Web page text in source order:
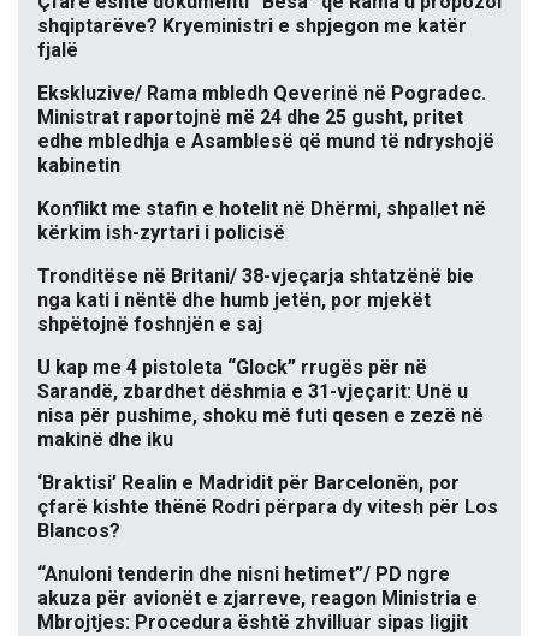
shqiptarëve? Kryeministri e shpjegon me katër
fjalë
Ekskluzive/ Rama mbledh Qeverinë në Pogradec.
Ministrat raportojnë më 24 dhe 25 gusht, pritet
edhe mbledhja e Asamblesë që mund të ndryshojë
kabinetin
Konflikt me stafin e hotelit në Dhërmi, shpallet në
kërkim ish-zyrtari i policisë
Tronditëse në Britani/ 38-vjeçarja shtatzënë bie
nga kati i nëntë dhe humb jetën, por mjekët
shpëtojnë foshnjën e saj
U kap me 4 pistoleta “Glock” rrugës për në
Sarandë, zbardhet dëshmia e 31-vjeçarit: Unë u
nisa për pushime, shoku më futi qesen e zezë në
makinë dhe iku
‘Braktisi’ Realin e Madridit për Barcelonën, por
çfarë kishte thënë Rodri përpara dy vitesh për Los
Blancos?
“Anuloni tenderin dhe nisni hetimet”/ PD ngre
akuza për avionët e zjarreve, reagon Ministria e
Mbrojtjes: Procedura është zhvilluar sipas ligjit